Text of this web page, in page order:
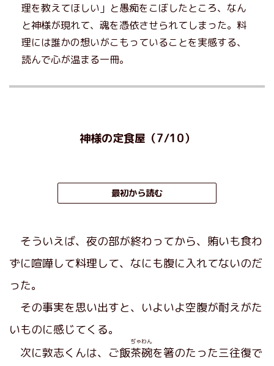
理を教えてほしい」と愚痴をこぼしたところ、なん
と神様が現れて、魂を憑依させられてしまった。料
理には誰かの想いがこもっていることを実感する、
読んで心が温まる一冊。
神様の定食屋（7/10）
最初から読む
そういえば、夜の部が終わってから、賄いも食わ
ずに喧嘩して料理して、なにも腹に入れてないのだ
った。
その事実を思い出すと、いよいよ空腹が耐えがた
いものに感じてくる。
次に敦志くんは、ご飯茶碗
ぢゃわん
を箸のたった三往復で